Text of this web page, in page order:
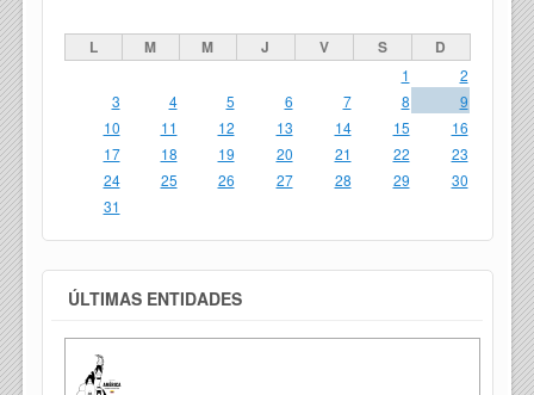
L M M J V S D
1
2
3
4 5 6 7 8
9
10
11 12 13 14 15
16
17
18 19 20 21 22
23
24
25 26 27 28 29
30
31
ÚLTIMAS ENTIDADES